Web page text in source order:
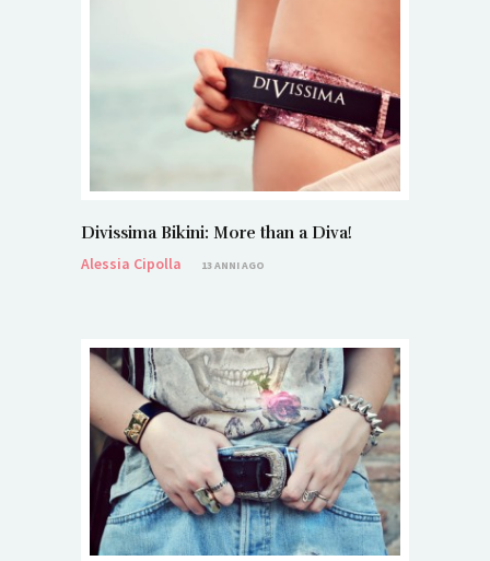
Divissima Bikini: More than a Diva!
Alessia Cipolla
13 ANNI AGO